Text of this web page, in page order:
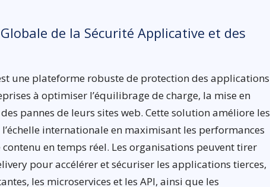
de la Sécurité Applicative et des
une plateforme robuste de protection des applications
à optimiser l’équilibrage de charge, la mise en
pannes de leurs sites web. Cette solution améliore les
internationale en maximisant les performances
en temps réel. Les organisations peuvent tirer
pour accélérer et sécuriser les applications tierces,
les microservices et les API, ainsi que les